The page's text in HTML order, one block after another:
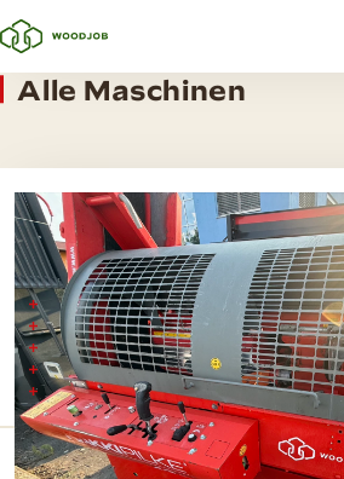
Alle Maschinen
Hakki Pilke 43 Pro /
Max. Durchmesser des Holzstamms 43 cm
Max. Länge des Holzscheits 60 cm
Spaltkraft 15 Tonnen
Schnittleiste 18“
Spaltkeil, 6-teilig